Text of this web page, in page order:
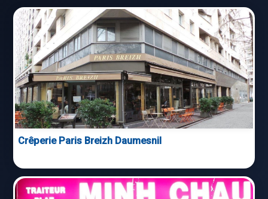
Crêperie Paris Breizh Daumesnil